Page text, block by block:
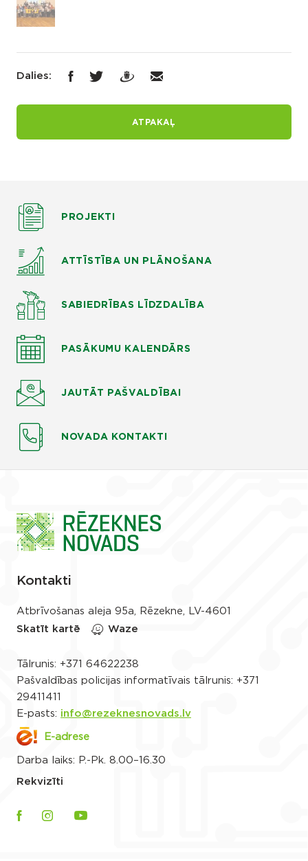
Dalies:
ATPAKAĻ
PROJEKTI
ATTĪSTĪBA UN PLĀNOŠANA
SABIEDRĪBAS LĪDZDALĪBA
PASĀKUMU KALENDĀRS
JAUTĀT PAŠVALDĪBAI
NOVADA KONTAKTI
Kontakti
Atbrīvošanas aleja 95a, Rēzekne, LV-4601
Skatīt kartē
Waze
Tālrunis: +371 64622238
Pašvaldības policijas informatīvais tālrunis: +371
29411411
E-pasts: info@rezeknesnovads.lv
E-adrese
Darba laiks: P.-Pk. 8.00–16.30
Rekvizīti